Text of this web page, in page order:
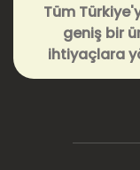
Tüm
geniş bir
ihtiyaçlara